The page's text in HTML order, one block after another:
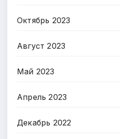
Октябрь 2023
Август 2023
Май 2023
Апрель 2023
Декабрь 2022